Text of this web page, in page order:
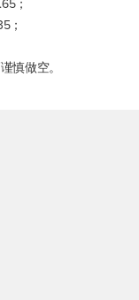
；
；
慎做空。